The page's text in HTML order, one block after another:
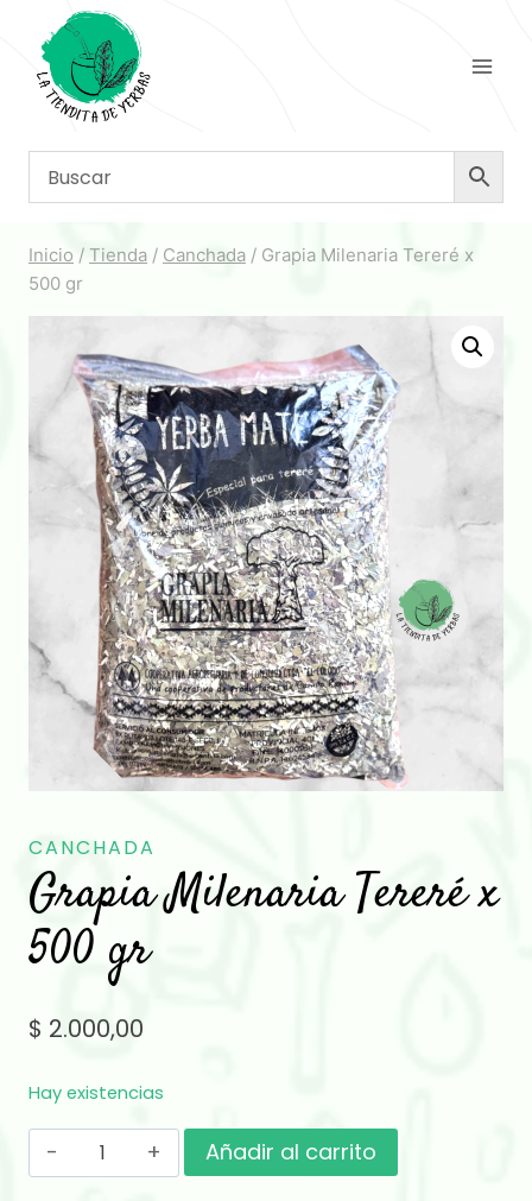
contenido
Inicio / Tienda / Canchada / Grapia Milenaria Tereré x
500 gr
CANCHADA
Grapia Milenaria Tereré x
500 gr
$ 2.000,00
Hay existencias
Grapia
Milenaria
Añadir al carrito